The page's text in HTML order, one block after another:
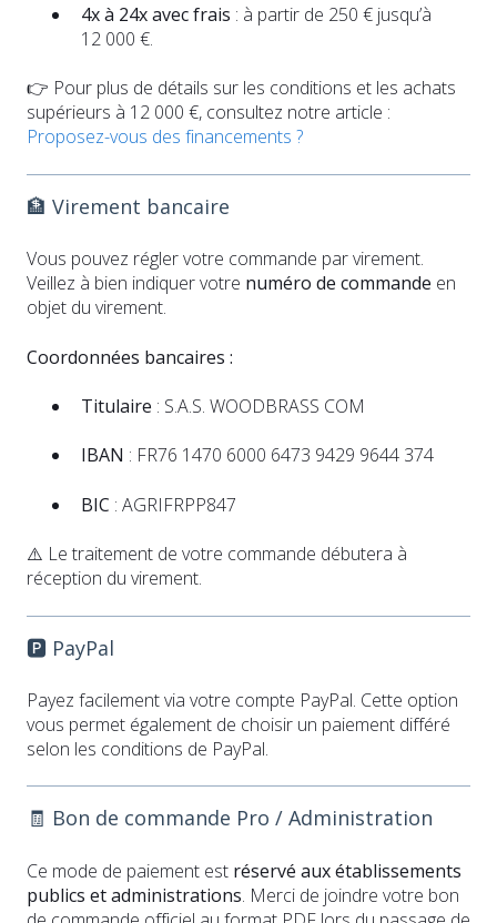
4x à 24x avec frais : à partir de 250 € jusqu’à
12 000 €.
👉 Pour plus de détails sur les conditions et les achats
supérieurs à 12 000 €, consultez notre article :
Proposez-vous des financements ?
🏦 Virement bancaire
Vous pouvez régler votre commande par virement.
Veillez à bien indiquer votre numéro de commande en
objet du virement.
Coordonnées bancaires :
Titulaire : S.A.S. WOODBRASS COM
IBAN : FR76 1470 6000 6473 9429 9644 374
BIC : AGRIFRPP847
⚠️ Le traitement de votre commande débutera à
réception du virement.
🅿️ PayPal
Payez facilement via votre compte PayPal. Cette option
vous permet également de choisir un paiement différé
selon les conditions de PayPal.
🧾 Bon de commande Pro / Administration
Ce mode de paiement est réservé aux établissements
publics et administrations. Merci de joindre votre bon